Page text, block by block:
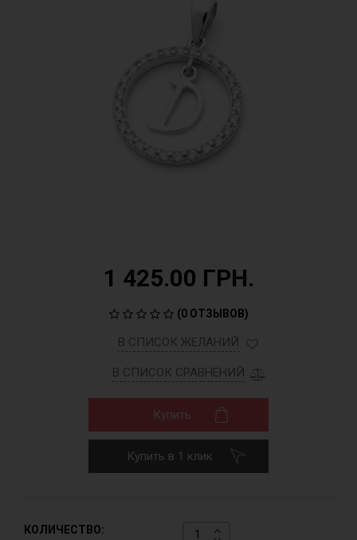
1 425.00 ГРН.
(0 ОТЗЫВОВ)
В СПИСОК ЖЕЛАНИЙ
В СПИСОК СРАВНЕНИЙ
Купить
Купить в 1 клик
КОЛИЧЕСТВО: